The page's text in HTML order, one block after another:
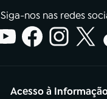
Siga-nos nas redes
Acesso à